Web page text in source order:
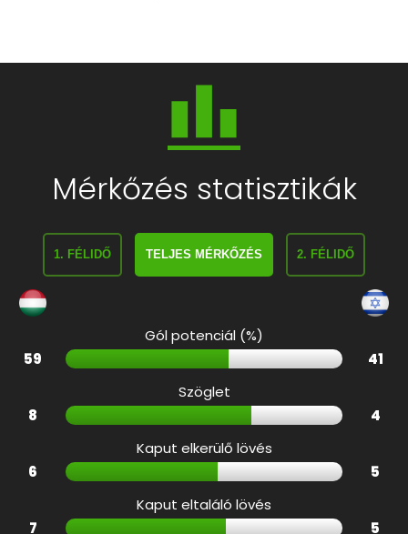
Mérkőzés statisztikák
1. FÉLIDŐ TELJES MÉRKŐZÉS 2. FÉLIDŐ
59
8
6
7
Gól potenciál (%)
Szöglet
Kaput elkerülő lövés
Kaput eltaláló lövés
41
4
5
5